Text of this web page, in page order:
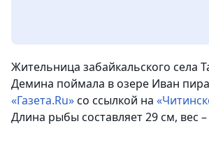
Жительница забайкальского села
Демина поймала в озере Иван
«Газета.Ru»со ссылкой на
Длина рыбы составляет 29 см, вес –